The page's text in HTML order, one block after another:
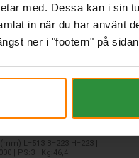
med. Dessa kan i sin
in när du har använt
ner i "footern" på
Promotive SHD 12V 180Ah
L=513 B=223 H=223 |
| PS:3 | Kg:46,4